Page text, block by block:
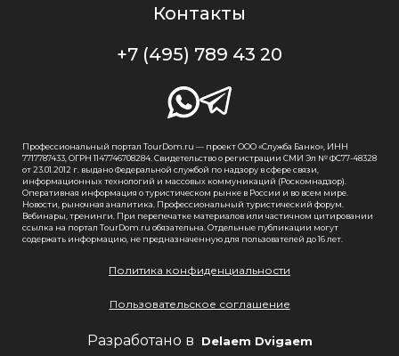
Контакты
+7 (495) 789 43 20
Профессиональный портал TourDom.ru — проект ООО «Служба Банко», ИНН
7717787433, ОГРН 1147746708284. Свидетельство о регистрации СМИ Эл № ФС77-48328
от 23.01.2012 г. выдано Федеральной службой по надзору в сфере связи,
информационных технологий и массовых коммуникаций (Роскомнадзор).
Оперативная информация о туристическом рынке в России и во всем мире.
Новости, рыночная аналитика. Профессиональный туристический форум.
Вебинары, тренинги. При перепечатке материалов или частичном цитировании
ссылка на портал TourDom.ru обязательна. Отдельные публикации могут
содержать информацию, не предназначенную для пользователей до 16 лет.
Политика конфиденциальности
Пользовательское соглашение
Разработано в Delaem Dvigaem